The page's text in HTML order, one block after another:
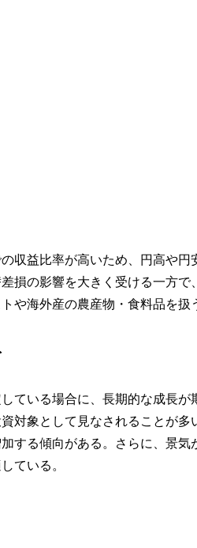
収益比率が高いため、円高や
損の影響を大きく受ける一方
や海外産の農産物・食料品を扱
ている場合に、長期的な成長
対象として見なされることが
する傾向がある。さらに、景
ている。